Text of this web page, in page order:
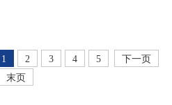
1 2 3 4 5
下一页
末页